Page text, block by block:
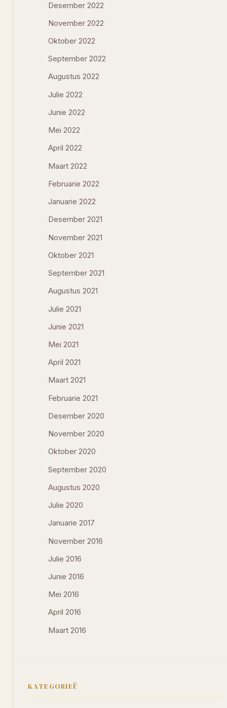
Desember 2022
November 2022
Oktober 2022
September 2022
Augustus 2022
Julie 2022
Junie 2022
Mei 2022
April 2022
Maart 2022
Februarie 2022
Januarie 2022
Desember 2021
November 2021
Oktober 2021
September 2021
Augustus 2021
Julie 2021
Junie 2021
Mei 2021
April 2021
Maart 2021
Februarie 2021
Desember 2020
November 2020
Oktober 2020
September 2020
Augustus 2020
Julie 2020
Januarie 2017
November 2016
Julie 2016
Junie 2016
Mei 2016
April 2016
Maart 2016
KATEGORIEË